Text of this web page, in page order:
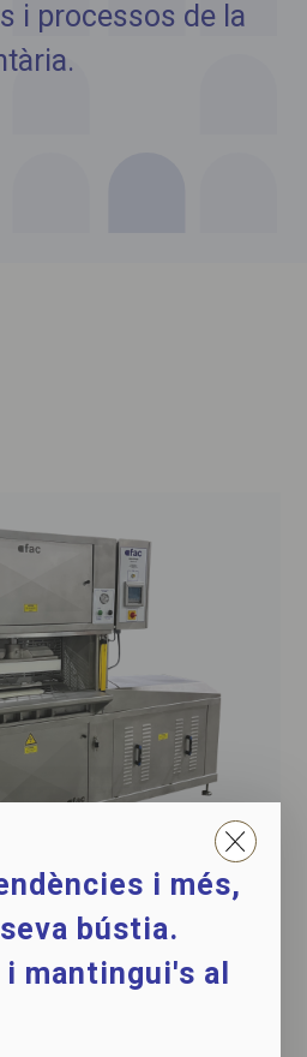
i processos de la
i semicurats
i més,
bústia.
mantingui's al